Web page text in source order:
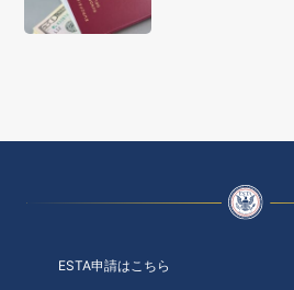
ESTA申請はこちら